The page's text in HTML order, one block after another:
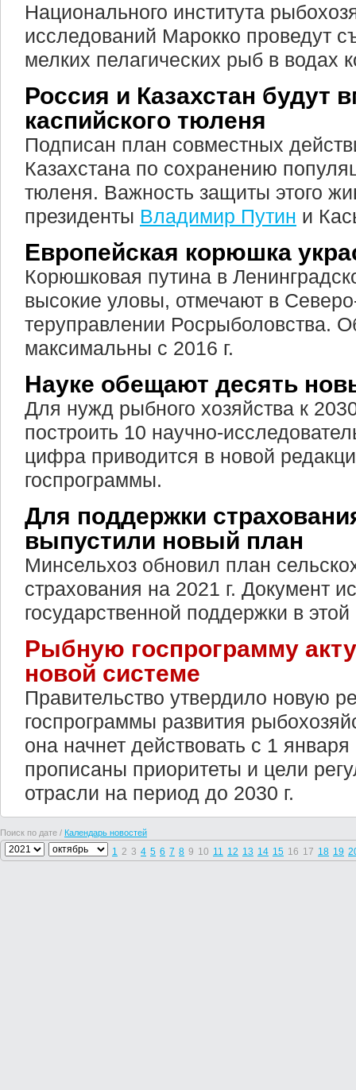
Национального института
исследований Марокко проведут
мелких пелагических рыб в водах
Россия и Казахстан будут
каспийского тюленя
Подписан план совместных
Казахстана по сохранению
тюленя. Важность защиты этого
президенты Владимир Путин и
Европейская корюшка
Корюшковая путина в
высокие уловы, отмечают в
теруправлении Росрыболовства.
максимальны с 2016 г.
Науке обещают десять
Для нужд рыбного хозяйства к
построить 10 научно-
цифра приводится в новой
госпрограммы.
Для поддержки
выпустили новый план
Минсельхоз обновил план
страхования на 2021 г. Документ
государственной поддержки в
Рыбную госпрограмму
новой системе
Правительство утвердило новую
госпрограммы развития
она начнет действовать с 1
прописаны приоритеты и цели
отрасли на период до 2030 г.
Поиск по дате / Календарь новостей
1 2 3 4 5 6 7 8 9 10 11 12 13 14 15 16 17 18 19